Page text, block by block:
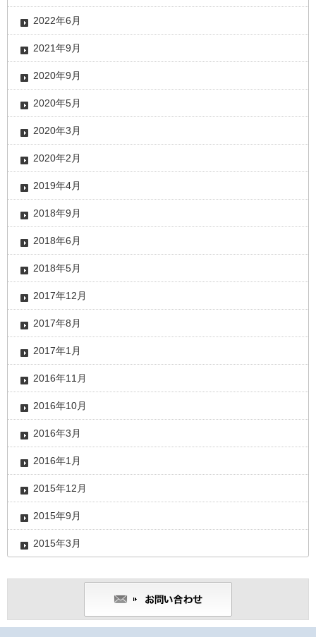
2022年6月
2021年9月
2020年9月
2020年5月
2020年3月
2020年2月
2019年4月
2018年9月
2018年6月
2018年5月
2017年12月
2017年8月
2017年1月
2016年11月
2016年10月
2016年3月
2016年1月
2015年12月
2015年9月
2015年3月